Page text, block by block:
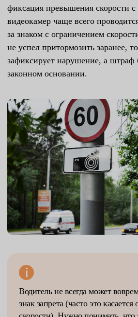
фиксация превышения скорости
видеокамер чаще всего
за знаком с ограничением
не успел притормозить заранее,
зафиксирует нарушение, а штраф
законном основании.
Водитель не всегда может
знак запрета (часто это касается